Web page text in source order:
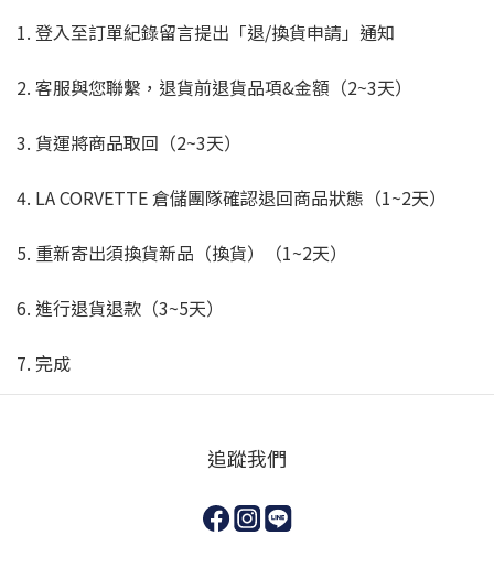
1. 登入至訂單紀錄留言提出「退/換貨申請」通知
2. 客服與您聯繫，退貨前退貨品項&金額（2~3天）
3. 貨運將商品取回（2~3天）
4. LA CORVETTE 倉儲團隊確認退回商品狀態（1~2天）
5. 重新寄出須換貨新品（換貨）（1~2天）
6. 進行退貨退款（3~5天）
7. 完成
追蹤我們